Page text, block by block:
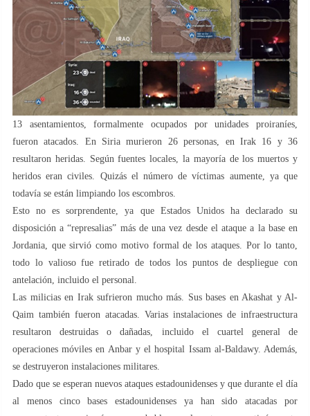
13 asentamientos, formalmente ocupados por unidades proiraníes,
fueron atacados. En Siria murieron 26 personas, en Irak 16 y 36
resultaron heridas. Según fuentes locales, la mayoría de los muertos y
heridos eran civiles. Quizás el número de víctimas aumente, ya que
todavía se están limpiando los escombros.
Esto no es sorprendente, ya que Estados Unidos ha declarado su
disposición a “represalias” más de una vez desde el ataque a la base en
Jordania, que sirvió como motivo formal de los ataques. Por lo tanto,
todo lo valioso fue retirado de todos los puntos de despliegue con
antelación, incluido el personal.
Las milicias en Irak sufrieron mucho más. Sus bases en Akashat y Al-
Qaim también fueron atacadas. Varias instalaciones de infraestructura
resultaron destruidas o dañadas, incluido el cuartel general de
operaciones móviles en Anbar y el hospital Issam al-Baldawy. Además,
se destruyeron instalaciones militares.
Dado que se esperan nuevos ataques estadounidenses y que durante el día
al menos cinco bases estadounidenses ya han sido atacadas por